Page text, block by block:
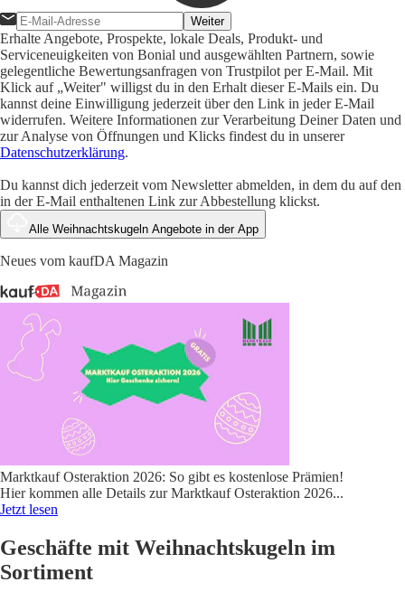
Weiter
Erhalte Angebote, Prospekte, lokale Deals, Produkt- und
Serviceneuigkeiten von Bonial und ausgewählten Partnern, sowie
gelegentliche Bewertungsanfragen von Trustpilot per E-Mail. Mit
Klick auf „Weiter" willigst du in den Erhalt dieser E-Mails ein. Du
kannst deine Einwilligung jederzeit über den Link in jeder E-Mail
widerrufen. Weitere Informationen zur Verarbeitung Deiner Daten und
zur Analyse von Öffnungen und Klicks findest du in unserer
Datenschutzerklärung.
Du kannst dich jederzeit vom Newsletter abmelden, in dem du auf den
in der E-Mail enthaltenen Link zur Abbestellung klickst.
Alle Weihnachtskugeln Angebote in der App
Neues vom kaufDA Magazin
Marktkauf Osteraktion 2026: So gibt es kostenlose Prämien!
Hier kommen alle Details zur Marktkauf Osteraktion 2026...
Jetzt lesen
Geschäfte mit Weihnachtskugeln im
Sortiment